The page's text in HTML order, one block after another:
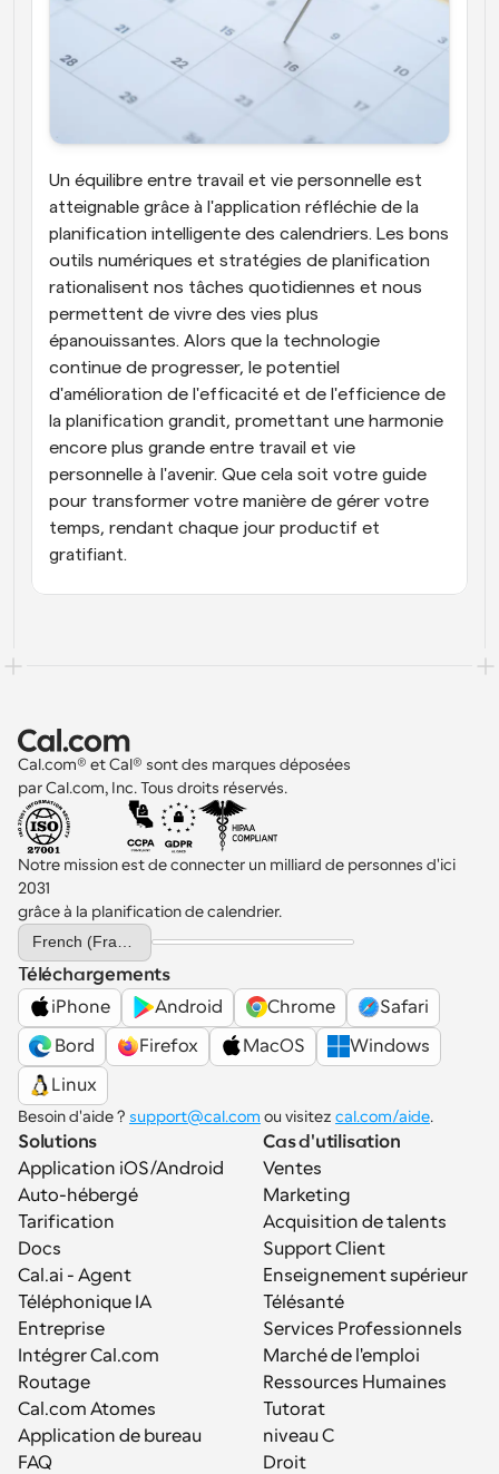
Un équilibre entre travail et vie personnelle est
atteignable grâce à l'application réfléchie de la
planification intelligente des calendriers. Les bons
outils numériques et stratégies de planification
rationalisent nos tâches quotidiennes et nous
permettent de vivre des vies plus
épanouissantes. Alors que la technologie
continue de progresser, le potentiel
d'amélioration de l'efficacité et de l'efficience de
la planification grandit, promettant une harmonie
encore plus grande entre travail et vie
personnelle à l'avenir. Que cela soit votre guide
pour transformer votre manière de gérer votre
temps, rendant chaque jour productif et
gratifiant.
Cal.com® et Cal® sont des marques déposées
par Cal.com, Inc. Tous droits réservés.
Notre mission est de connecter un milliard de personnes d'ici
2031
grâce à la planification de calendrier.
Select Language
French (France)
Téléchargements
iPhone
Android Chrome
Safari
Bord
Firefox MacOS
Windows
Linux
Besoin d'aide ? support@cal.com ou visitez cal.com/aide.
Solutions
Application iOS/Android
Auto-hébergé
Tarification
Docs
Cal.ai - Agent
Téléphonique IA
Entreprise
Intégrer Cal.com
Routage
Cal.com Atomes
Application de bureau
FAQ
Cas d'utilisation
Ventes
Marketing
Acquisition de talents
Support Client
Enseignement supérieur
Télésanté
Services Professionnels
Marché de l'emploi
Ressources Humaines
Tutorat
niveau C
Droit